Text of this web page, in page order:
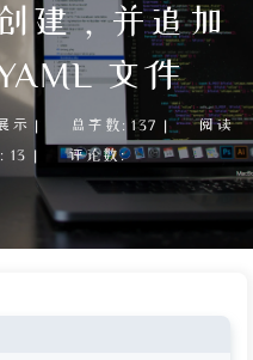
建，并追加
文件
示 | 总字数: 137 |
阅读
13 | 评论数: